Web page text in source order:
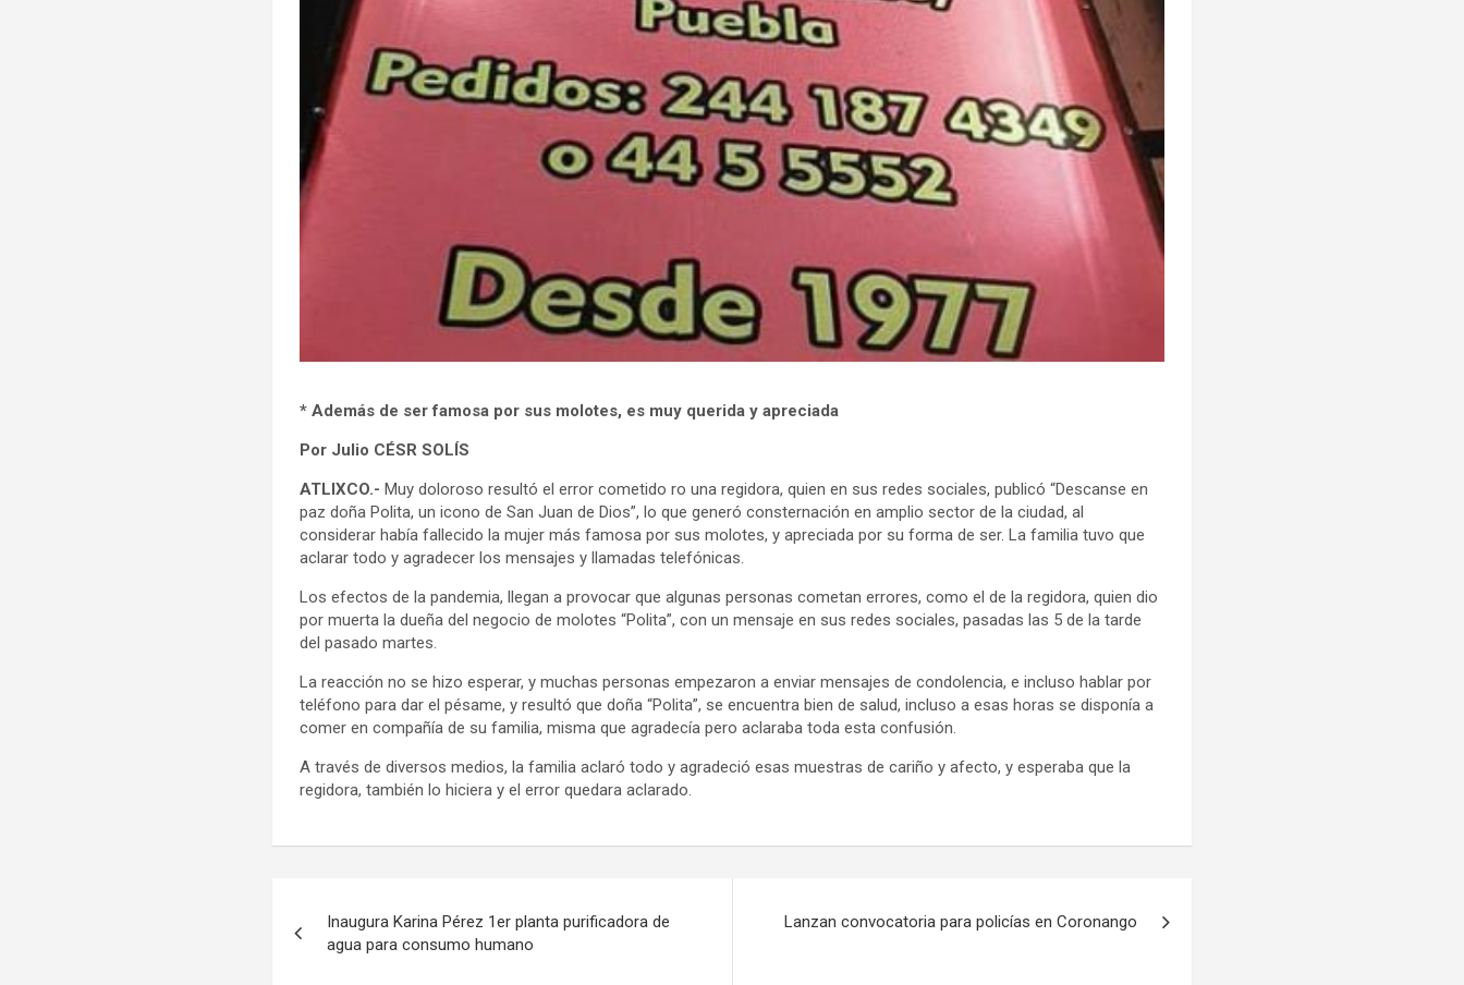
* Además de ser famosa por sus molotes, es muy querida y apreciada
Por Julio CÉSR SOLÍS
ATLIXCO.- Muy doloroso resultó el error cometido ro una regidora, quien en sus redes sociales, publicó “Descanse en
paz doña Polita, un icono de San Juan de Dios”, lo que generó consternación en amplio sector de la ciudad, al
considerar había fallecido la mujer más famosa por sus molotes, y apreciada por su forma de ser. La familia tuvo que
aclarar todo y agradecer los mensajes y llamadas telefónicas.
Los efectos de la pandemia, llegan a provocar que algunas personas cometan errores, como el de la regidora, quien dio
por muerta la dueña del negocio de molotes “Polita”, con un mensaje en sus redes sociales, pasadas las 5 de la tarde
del pasado martes.
La reacción no se hizo esperar, y muchas personas empezaron a enviar mensajes de condolencia, e incluso hablar por
teléfono para dar el pésame, y resultó que doña “Polita”, se encuentra bien de salud, incluso a esas horas se disponía a
comer en compañía de su familia, misma que agradecía pero aclaraba toda esta confusión.
A través de diversos medios, la familia aclaró todo y agradeció esas muestras de cariño y afecto, y esperaba que la
regidora, también lo hiciera y el error quedara aclarado.
de
Inaugura Karina Pérez 1er planta purificadora de
agua para consumo humano
Lanzan convocatoria para policías en Coronango